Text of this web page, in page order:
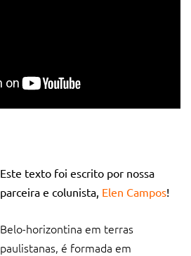
Este texto foi escrito por nossa
parceira e colunista, Elen Campos!
Belo-horizontina em terras
paulistanas, é formada em